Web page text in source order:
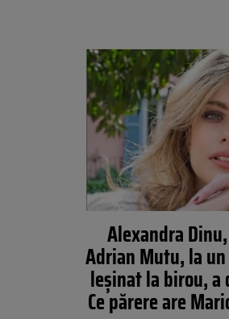
Alexandra
Adrian Mutu, la
leșinat la birou,
Ce părere are